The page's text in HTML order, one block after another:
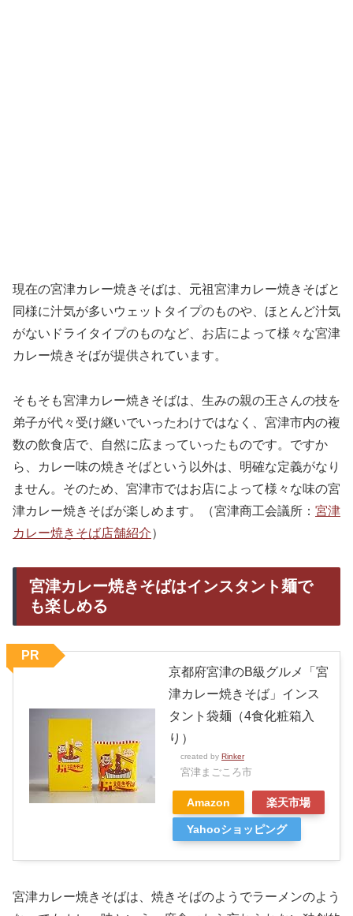
現在の宮津カレー焼きそばは、元祖宮津カレー焼きそばと
同様に汁気が多いウェットタイプのものや、ほとんど汁気
がないドライタイプのものなど、お店によって様々な宮津
カレー焼きそばが提供されています。
そもそも宮津カレー焼きそばは、生みの親の王さんの技を
弟子が代々受け継いでいったわけではなく、宮津市内の複
数の飲食店で、自然に広まっていったものです。ですか
ら、カレー味の焼きそばという以外は、明確な定義がなり
ません。そのため、宮津市ではお店によって様々な味の宮
津カレー焼きそばが楽しめます。（宮津商工会議所： 宮津
カレー焼きそば店舗紹介）
宮津カレー焼きそばはインスタント麺で
も楽しめる
京都府宮津のB級グルメ「宮
津カレー焼きそば」インス
タント袋麺（4食化粧箱入
り）
created by Rinker
宮津まごころ市
Amazon 楽天市場
Yahooショッピング
PR
宮津カレー焼きそばは、焼きそばのようでラーメンのよう